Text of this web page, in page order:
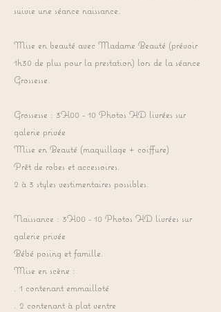
suivie une séance naissance.
Mise en beauté avec Madame Beauté (prévoir
1h30 de plus pour la prestation) lors de la séance
Grossesse.
Grossesse : 3H00 - 10 Photos HD livrées sur
galerie privée
Mise en Beauté (maquillage + coiffure)
Prêt de robes et accessoires.
2 à 3 styles vestimentaires possibles.
Naissance : 3H00 - 10 Photos HD livrées sur
galerie privée
Bébé posing et famille.
Mise en scène :
. 1 contenant emmailloté
. 2 contenant à plat ventre